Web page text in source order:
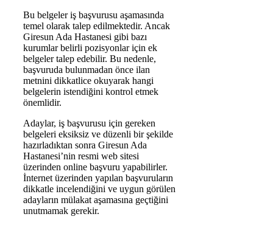
Bu belgeler iş başvurusu aşamasında
temel olarak talep edilmektedir. Ancak
Giresun Ada Hastanesi gibi bazı
kurumlar belirli pozisyonlar için ek
belgeler talep edebilir. Bu nedenle,
başvuruda bulunmadan önce ilan
metnini dikkatlice okuyarak hangi
belgelerin istendiğini kontrol etmek
önemlidir.
Adaylar, iş başvurusu için gereken
belgeleri eksiksiz ve düzenli bir şekilde
hazırladıktan sonra Giresun Ada
Hastanesi’nin resmi web sitesi
üzerinden online başvuru yapabilirler.
İnternet üzerinden yapılan başvuruların
dikkatle incelendiğini ve uygun görülen
adayların mülakat aşamasına geçtiğini
unutmamak gerekir.